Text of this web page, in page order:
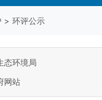
> 环评公示
态环境局
网站